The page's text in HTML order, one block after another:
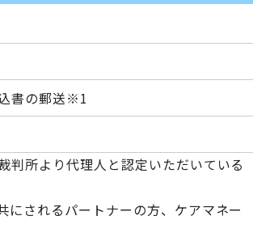
書の郵送※1
所より代理人と認定いただいている
されるパートナーの方、ケアマネー